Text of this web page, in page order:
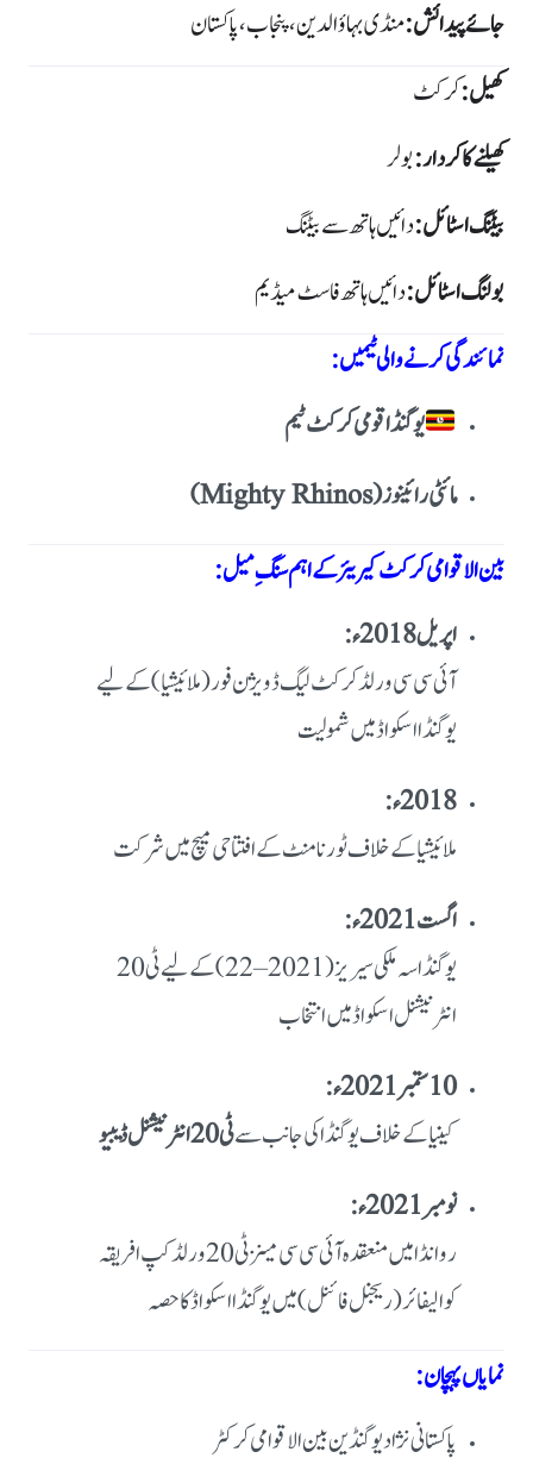
جائے پیدائش:منڈی بہاؤالدین، پنجاب، پاکستان
کھیل:کرکٹ
کھیلنے کا کردار:بولر
بیٹنگ اسٹائل:دائیں ہاتھ سے بیٹنگ
بولنگ اسٹائل:دائیں ہاتھ فاسٹ میڈیم
نمائندگی کرنے والی ٹیمیں:
یوگنڈا قومی کرکٹ ٹیم
مائٹی رائینوز (Mighty Rhinos)
بین الاقوامی کرکٹ کیریئر کے اہم سنگِ میل:
اپریل 2018ء:
آئی سی سی ورلڈ کرکٹ لیگ ڈویژن فور (ملائیشیا) کے لیے
یوگنڈا اسکواڈ میں شمولیت
2018ء:
ملائیشیا کے خلاف ٹورنامنٹ کے افتتاحی میچ میں شرکت
اگست 2021ء:
یوگنڈا سہ ملکی سیریز (2021–22) کے لیے ٹی20
انٹرنیشنل اسکواڈ میں انتخاب
10 ستمبر 2021ء:
کینیا کے خلاف یوگنڈا کی جانب سےٹی20 انٹرنیشنل ڈیبیو
نومبر 2021ء:
روانڈا میں منعقدہ آئی سی سی مینز ٹی20 ورلڈ کپ افریقہ
کوالیفائر (ریجنل فائنل) میں یوگنڈا اسکواڈ کا حصہ
نمایاں پہچان:
پاکستانی نژاد یوگنڈین بین الاقوامی کرکٹر